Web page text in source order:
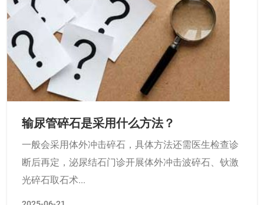
输尿管碎石是采用什么方法？
一般会采用体外冲击碎石，具体方法还需医生检查诊
断后再定，泌尿结石门诊开展体外冲击波碎石、钬激
光碎石取石术...